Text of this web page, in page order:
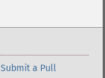
Submit a Pull